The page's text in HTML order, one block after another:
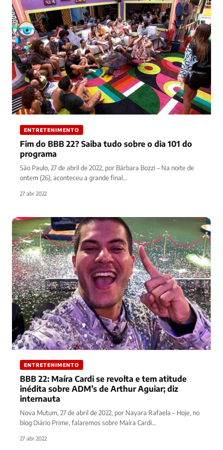
ENTRETENIMENTO
Fim do BBB 22? Saiba tudo sobre o dia 101 do
programa
São Paulo, 27 de abril de 2022, por Bárbara Bozzi – Na noite de
ontem (26), aconteceu a grande final…
27 abr 2022
ENTRETENIMENTO
BBB 22: Maíra Cardi se revolta e tem atitude
inédita sobre ADM’s de Arthur Aguiar; diz
internauta
Nova Mutum, 27 de abril de 2022, por Nayara Rafaela – Hoje, no
blog Diário Prime, falaremos sobre Maíra Cardi…
27 abr 2022